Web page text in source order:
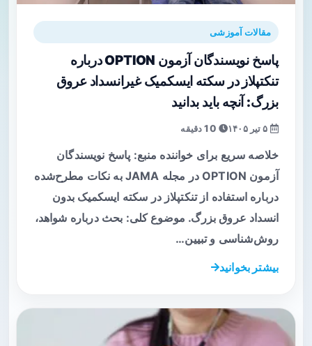
مقالات آموزشی
پاسخ نویسندگان آزمون OPTION درباره
تنکتپلاز در سکته ایسکمیک غیرانسداد عروق
بزرگ: آنچه باید بدانید
خلاصه سریع برای خواننده منبع: پاسخ نویسندگان
آزمون OPTION در مجله JAMA به نکات مطرح‌شده
درباره استفاده از تنکتپلاز در سکته ایسکمیک بدون
انسداد عروق بزرگ. موضوع کلی: بحث درباره شواهد،
روش‌شناسی و تبیین…
بیشتر بخوانید